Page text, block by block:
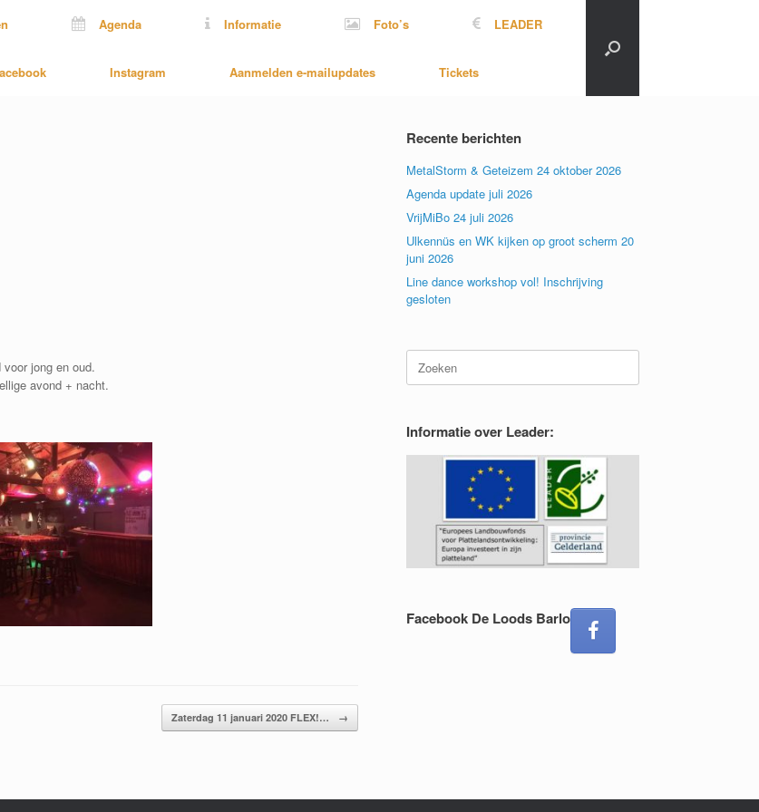
Agenda Informatie Foto’s LEADER
Instagram Aanmelden e-mailupdates Tickets
jong en oud.
avond + nacht.
Zaterdag 11 januari 2020 FLEX!… →
Recente berichten
MetalStorm & Geteizem 24 oktober 2026
Agenda update juli 2026
VrijMiBo 24 juli 2026
Ulkennüs en WK kijken op groot scherm 20
juni 2026
Line dance workshop vol! Inschrijving
gesloten
Zoeken
naar:
Informatie over Leader:
Facebook De Loods Barlo